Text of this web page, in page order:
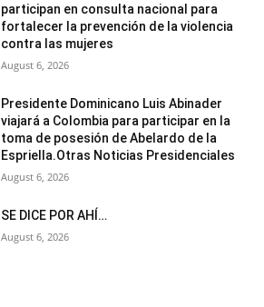
participan en consulta nacional para
fortalecer la prevención de la violencia
contra las mujeres
August 6, 2026
Presidente Dominicano Luis Abinader
viajará a Colombia para participar en la
toma de posesión de Abelardo de la
Espriella.Otras Noticias Presidenciales
August 6, 2026
SE DICE POR AHÍ…
August 6, 2026